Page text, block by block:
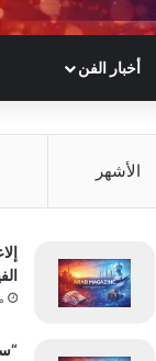
أخبار الفن
الأشهر